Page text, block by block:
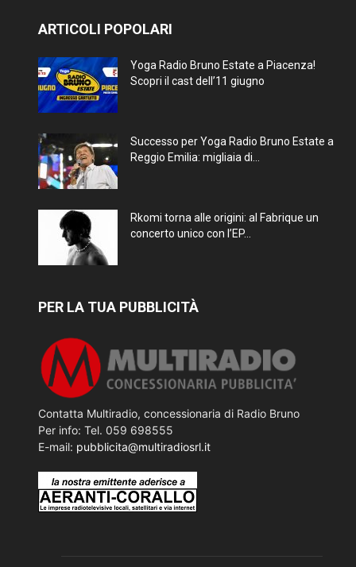
ARTICOLI POPOLARI
Yoga Radio Bruno Estate a Piacenza!
Scopri il cast dell’11 giugno
Successo per Yoga Radio Bruno Estate a
Reggio Emilia: migliaia di...
Rkomi torna alle origini: al Fabrique un
concerto unico con l’EP...
PER LA TUA PUBBLICITÀ
Contatta Multiradio, concessionaria di Radio Bruno
Per info: Tel. 059 698555
E-mail: pubblicita@multiradiosrl.it